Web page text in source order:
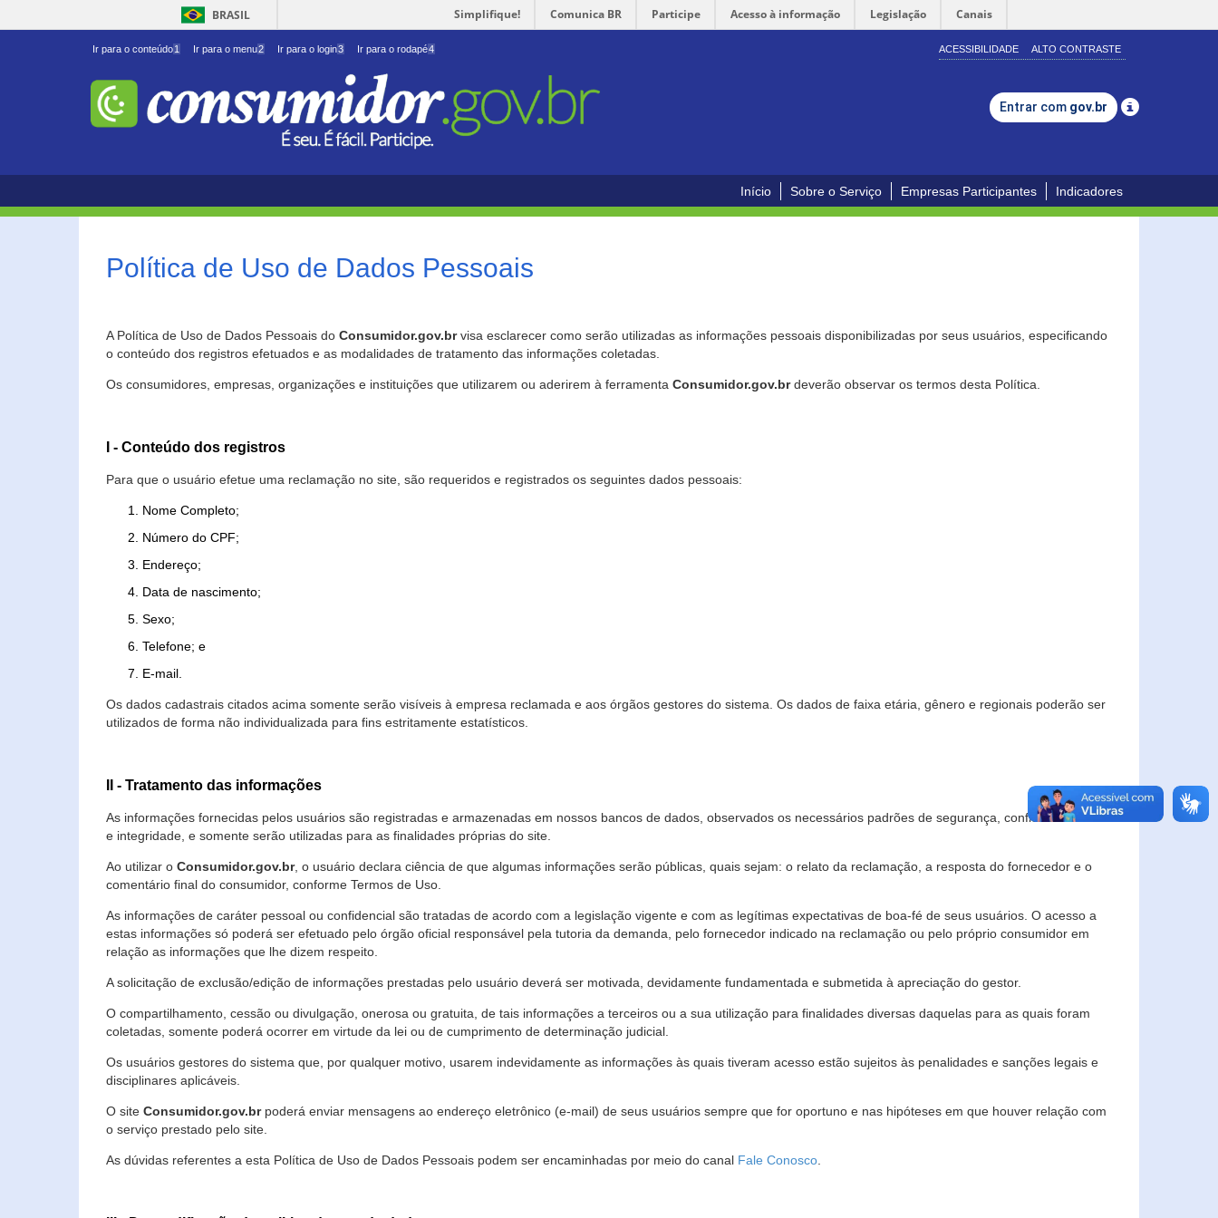
BRASIL Simplifique! Comunica BR Participe Acesso à informação Legislação Canais
Ir para o conteúdo1 Ir para o menu2 Ir para o login3 Ir para o rodapé4 ACESSIBILIDADE ALTO CONTRASTE
Entrar com gov.br
Início Sobre o Serviço Empresas Participantes Indicadores
Política de Uso de Dados Pessoais
A Política de Uso de Dados Pessoais do Consumidor.gov.brvisa esclarecer como serão utilizadas as informações pessoais disponibilizadas por seus usuários, especificando
o conteúdo dos registros efetuados e as modalidades de tratamento das informações coletadas.
Os consumidores, empresas, organizações e instituições que utilizarem ou aderirem à ferramenta Consumidor.gov.brdeverão observar os termos desta Política.
I - Conteúdo dos registros
Para que o usuário efetue uma reclamação no site, são requeridos e registrados os seguintes dados pessoais:
Nome Completo;
Número do CPF;
Endereço;
Data de nascimento;
Sexo;
Telefone; e
E-mail.
Os dados cadastrais citados acima somente serão visíveis à empresa reclamada e aos órgãos gestores do sistema. Os dados de faixa etária, gênero e regionais poderão ser
utilizados de forma não individualizada para fins estritamente estatísticos.
II - Tratamento das informações
As informações fornecidas pelos usuários são registradas e armazenadas em nossos bancos de dados, observados os necessários padrões de segurança, confidencialidade
e integridade, e somente serão utilizadas para as finalidades próprias do site.
Ao utilizar o Consumidor.gov.br, o usuário declara ciência de que algumas informações serão públicas, quais sejam: o relato da reclamação, a resposta do fornecedor e o
comentário final do consumidor, conforme Termos de Uso.
As informações de caráter pessoal ou confidencial são tratadas de acordo com a legislação vigente e com as legítimas expectativas de boa-fé de seus usuários. O acesso a
estas informações só poderá ser efetuado pelo órgão oficial responsável pela tutoria da demanda, pelo fornecedor indicado na reclamação ou pelo próprio consumidor em
relação as informações que lhe dizem respeito.
A solicitação de exclusão/edição de informações prestadas pelo usuário deverá ser motivada, devidamente fundamentada e submetida à apreciação do gestor.
O compartilhamento, cessão ou divulgação, onerosa ou gratuita, de tais informações a terceiros ou a sua utilização para finalidades diversas daquelas para as quais foram
coletadas, somente poderá ocorrer em virtude da lei ou de cumprimento de determinação judicial.
Os usuários gestores do sistema que, por qualquer motivo, usarem indevidamente as informações às quais tiveram acesso estão sujeitos às penalidades e sanções legais e
disciplinares aplicáveis.
O site Consumidor.gov.brpoderá enviar mensagens ao endereço eletrônico (e-mail) de seus usuários sempre que for oportuno e nas hipóteses em que houver relação com
o serviço prestado pelo site.
As dúvidas referentes a esta Política de Uso de Dados Pessoais podem ser encaminhadas por meio do canal Fale Conosco